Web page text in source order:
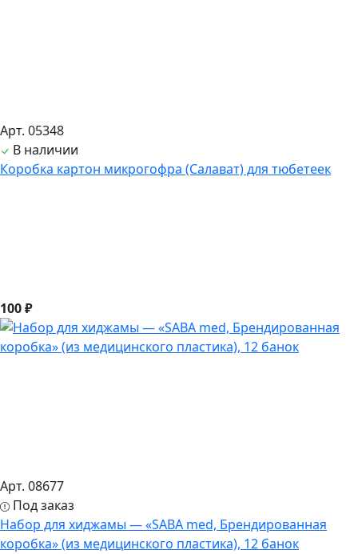
Арт. 05348
В наличии
Коробка картон микрогофра (Салават) для тюбетеек
100 ₽
Арт. 08677
Под заказ
Набор для хиджамы — «SABA med, Брендированная
коробка» (из медицинского пластика), 12 банок